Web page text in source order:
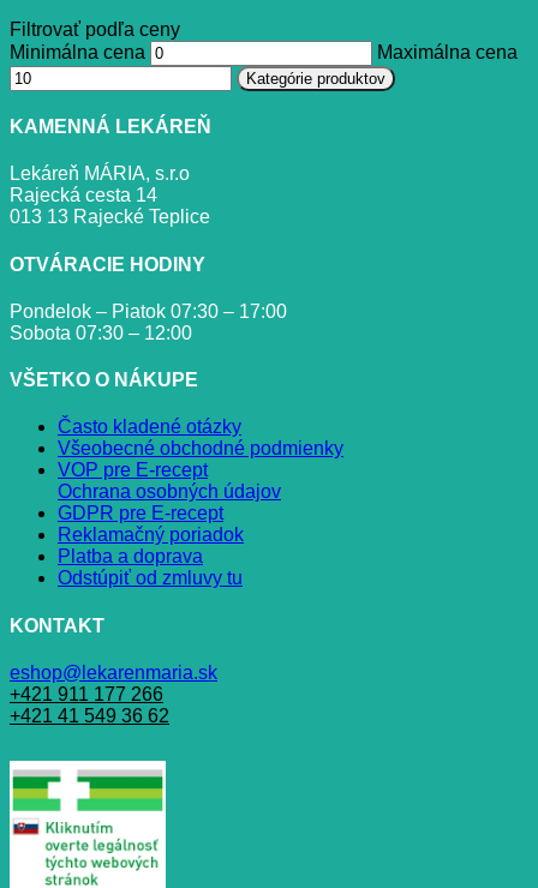
Filtrovať podľa ceny
Minimálna cena
Maximálna cena
Kategórie produktov
KAMENNÁ LEKÁREŇ
Lekáreň MÁRIA, s.r.o
Rajecká cesta 14
013 13 Rajecké Teplice
OTVÁRACIE HODINY
Pondelok – Piatok 07:30 – 17:00
Sobota 07:30 – 12:00
VŠETKO O NÁKUPE
Často kladené otázky
Všeobecné obchodné podmienky
VOP pre E-recept
Ochrana osobných údajov
GDPR pre E-recept
Reklamačný poriadok
Platba a doprava
Odstúpiť od zmluvy tu
KONTAKT
eshop@lekarenmaria.sk
+421 911 177 266
+421 41 549 36 62